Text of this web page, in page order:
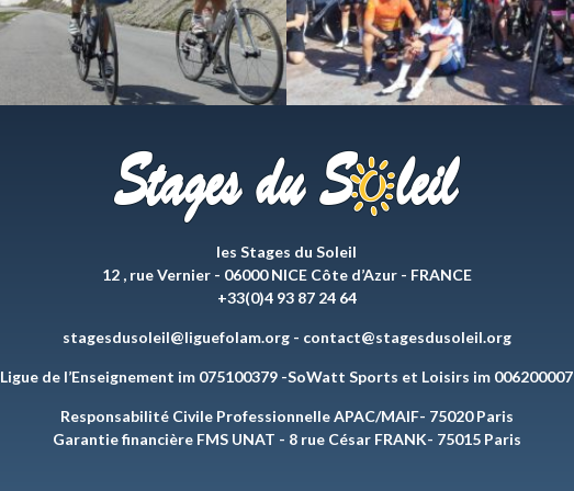
les Stages du Soleil
12 , rue Vernier - 06000 NICE Côte d’Azur - FRANCE
+33(0)4 93 87 24 64
stagesdusoleil@liguefolam.org- contact@stagesdusoleil.org
Ligue de l’Enseignement im 075100379 -SoWatt Sports et Loisirs im 006200007
Responsabilité Civile Professionnelle APAC/MAIF- 75020 Paris
Garantie financière FMS UNAT - 8 rue César FRANK- 75015 Paris